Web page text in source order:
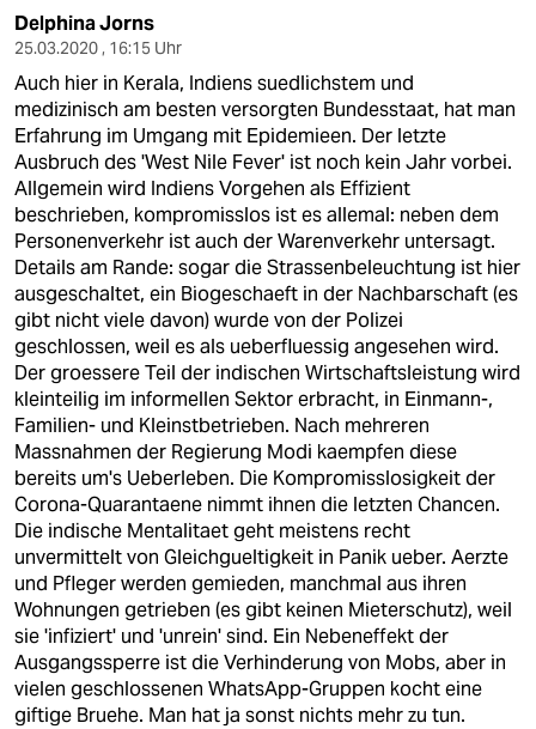
Delphina Jorns
25.03.2020 , 16:15 Uhr
Auch hier in Kerala, Indiens suedlichstem und
medizinisch am besten versorgten Bundesstaat, hat man
Erfahrung im Umgang mit Epidemieen. Der letzte
Ausbruch des 'West Nile Fever' ist noch kein Jahr vorbei.
Allgemein wird Indiens Vorgehen als Effizient
beschrieben, kompromisslos ist es allemal: neben dem
Personenverkehr ist auch der Warenverkehr untersagt.
Details am Rande: sogar die Strassenbeleuchtung ist hier
ausgeschaltet, ein Biogeschaeft in der Nachbarschaft (es
gibt nicht viele davon) wurde von der Polizei
geschlossen, weil es als ueberfluessig angesehen wird.
Der groessere Teil der indischen Wirtschaftsleistung wird
kleinteilig im informellen Sektor erbracht, in Einmann-,
Familien- und Kleinstbetrieben. Nach mehreren
Massnahmen der Regierung Modi kaempfen diese
bereits um's Ueberleben. Die Kompromisslosigkeit der
Corona-Quarantaene nimmt ihnen die letzten Chancen.
Die indische Mentalitaet geht meistens recht
unvermittelt von Gleichgueltigkeit in Panik ueber. Aerzte
und Pfleger werden gemieden, manchmal aus ihren
Wohnungen getrieben (es gibt keinen Mieterschutz), weil
sie 'infiziert' und 'unrein' sind. Ein Nebeneffekt der
Ausgangssperre ist die Verhinderung von Mobs, aber in
vielen geschlossenen WhatsApp-Gruppen kocht eine
giftige Bruehe. Man hat ja sonst nichts mehr zu tun.